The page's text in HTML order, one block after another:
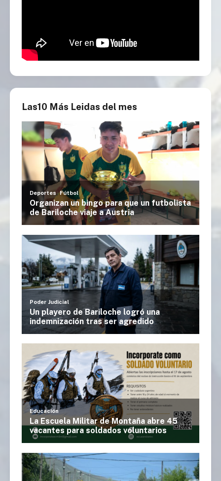
Las10 Más Leidas del mes